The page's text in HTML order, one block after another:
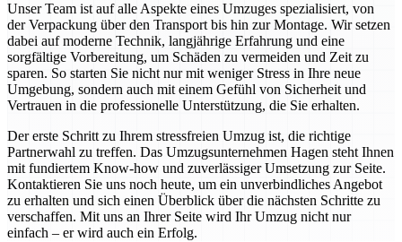
Unser Team ist auf alle Aspekte eines Umzuges spezialisiert, von
der Verpackung über den Transport bis hin zur Montage. Wir setzen
dabei auf moderne Technik, langjährige Erfahrung und eine
sorgfältige Vorbereitung, um Schäden zu vermeiden und Zeit zu
sparen. So starten Sie nicht nur mit weniger Stress in Ihre neue
Umgebung, sondern auch mit einem Gefühl von Sicherheit und
Vertrauen in die professionelle Unterstützung, die Sie erhalten.
Der erste Schritt zu Ihrem stressfreien Umzug ist, die richtige
Partnerwahl zu treffen. Das Umzugsunternehmen Hagen steht Ihnen
mit fundiertem Know-how und zuverlässiger Umsetzung zur Seite.
Kontaktieren Sie uns noch heute, um ein unverbindliches Angebot
zu erhalten und sich einen Überblick über die nächsten Schritte zu
verschaffen. Mit uns an Ihrer Seite wird Ihr Umzug nicht nur
einfach – er wird auch ein Erfolg.